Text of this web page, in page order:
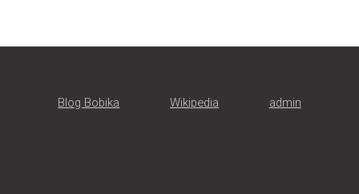
Blog Bobika Wikipedia admin